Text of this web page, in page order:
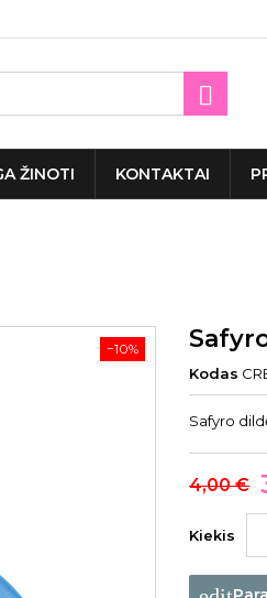

ŽINOTI KONTAKTAI
−10%
Kodas
Safyro
4,00 €
Kiekis